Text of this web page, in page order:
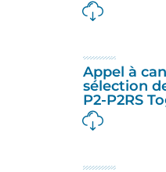
Appel à
sélection
P2-P2RS